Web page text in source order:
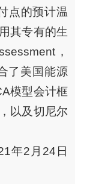
点的预计温
其专有的生
，
了美国能源
模型会计框
以及切尼尔
年2月24日